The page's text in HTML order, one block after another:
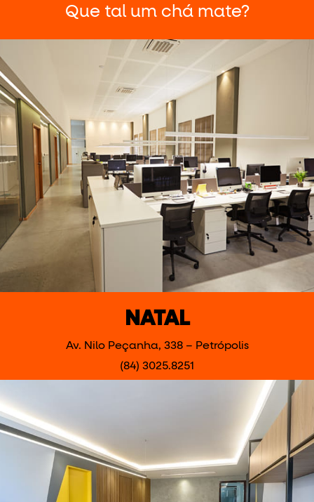
Que tal um chá mate?
NATAL
Av. Nilo Peçanha, 338 – Petrópolis
(84) 3025.8251